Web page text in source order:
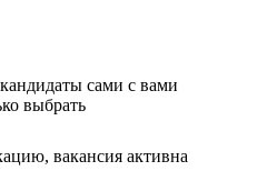
сами с вами
выбрать
вакансия активна